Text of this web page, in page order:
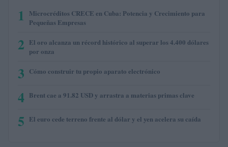
1
Microcréditos CRECE en Cuba: Potencia y Crecimiento para
Pequeñas Empresas
2 El oro alcanza un récord histórico al superar los 4.400 dólares
por onza
3 Cómo construir tu propio aparato electrónico
4 Brent cae a 91.82 USD y arrastra a materias primas clave
5 El euro cede terreno frente al dólar y el yen acelera su caída